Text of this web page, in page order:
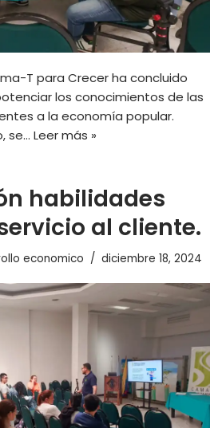
T para Crecer ha concluido
los conocimientos de las
a la economía popular.
se… Leer más »
habilidades
al cliente.
economico diciembre 18, 2024